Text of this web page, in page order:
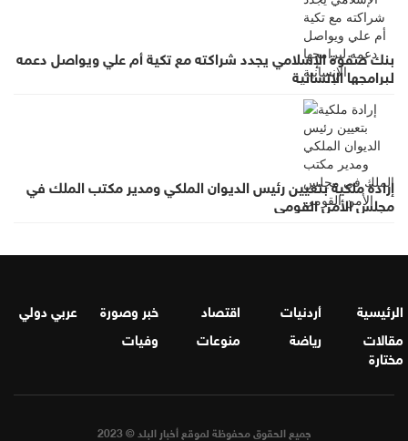
بنك صفوة الإسلامي يجدد شراكته مع تكية أم علي ويواصل دعمه
لبرامجها الإنسانية
إرادة ملكية بتعيين رئيس الديوان الملكي ومدير مكتب الملك في
مجلس الأمن القومي
الرئيسية أردنيات اقتصاد خبر وصورة
عربي دولي
مقالات
مختارة
رياضة منوعات وفيات
جميع الحقوق محفوظة لموقع أخبار البلد © 2023